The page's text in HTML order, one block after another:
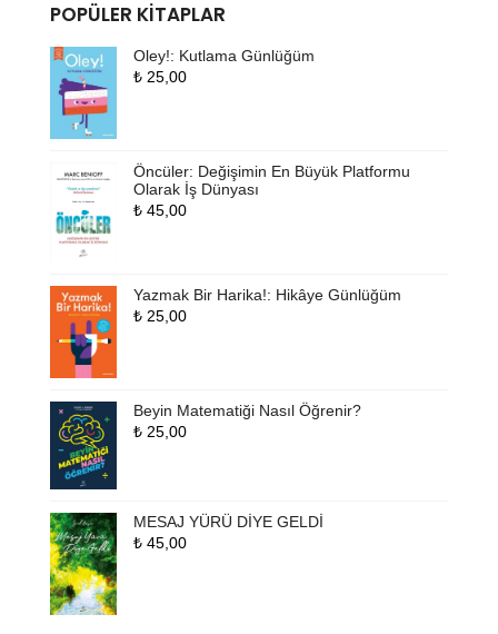
POPÜLER KITAPLAR
Oley!: Kutlama Günlüğüm
₺25,00
Öncüler: Değişimin En Büyük Platformu
Olarak İş Dünyası
₺45,00
Yazmak Bir Harika!: Hikâye Günlüğüm
₺25,00
Beyin Matematiği Nasıl Öğrenir?
₺25,00
MESAJ YÜRÜ DİYE GELDİ
₺45,00